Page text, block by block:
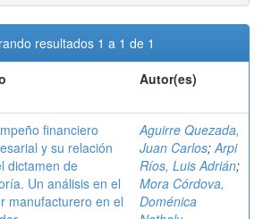
resultados 1 a 1 de 1
Autor(es)
financiero
y su relación
dictamen de
Un análisis en el
manufacturero en el
Aguirre Quezada,
Juan Carlos;Arpi
Ríos, Luis Adrián;
Mora Córdova,
Doménica